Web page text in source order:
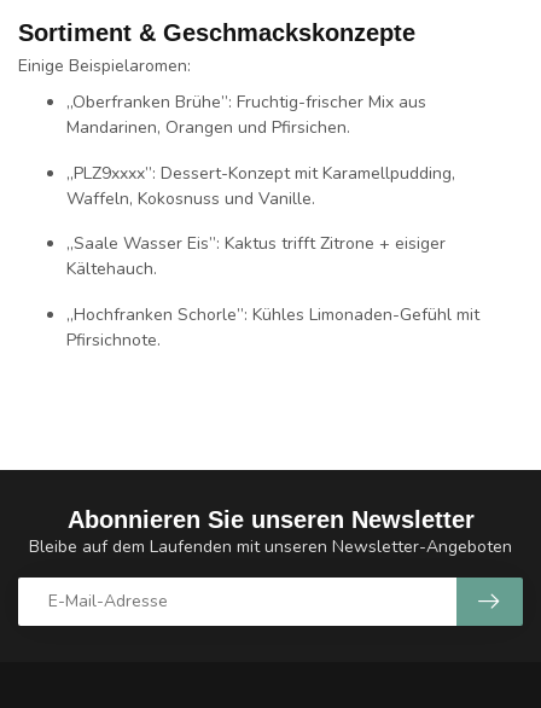
Sortiment & Geschmackskonzepte
Einige Beispielaromen:
„Oberfranken Brühe”: Fruchtig-frischer Mix aus
Mandarinen, Orangen und Pfirsichen.
„PLZ9xxxx”: Dessert-Konzept mit Karamellpudding,
Waffeln, Kokosnuss und Vanille.
„Saale Wasser Eis”: Kaktus trifft Zitrone + eisiger
Kältehauch.
„Hochfranken Schorle”: Kühles Limonaden-Gefühl mit
Pfirsichnote.
Abonnieren Sie unseren Newsletter
Bleibe auf dem Laufenden mit unseren Newsletter-Angeboten